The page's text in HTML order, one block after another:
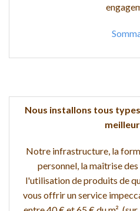
Nous installons tous
Notre infrastructure, la
personnel, la maîtrise
l'utilisation de produits de
vous offrir un service